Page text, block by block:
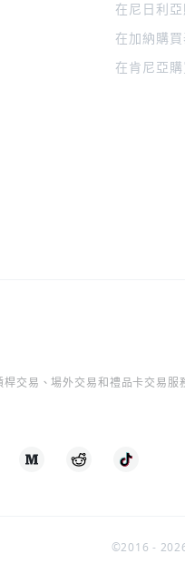
在尼日利
在加納購
在肯尼亞
交易、場外交易和禮品卡交易服
©2016 -